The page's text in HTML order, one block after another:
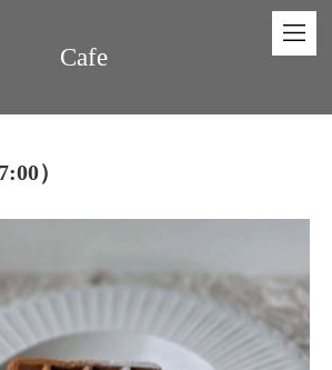
Cafe
）